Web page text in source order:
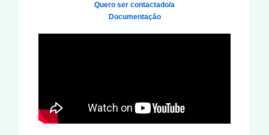
Quero ser contactado/a
Documentação